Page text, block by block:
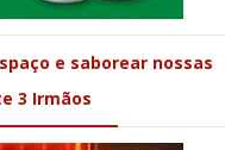
e saborear nossas
3 Irmãos